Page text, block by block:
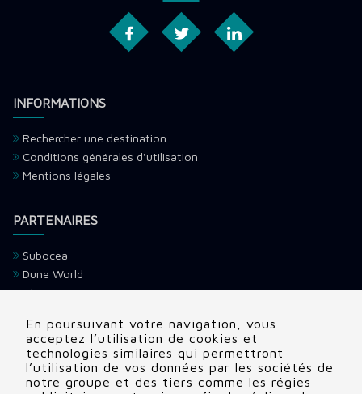
INFORMATIONS
Rechercher une destination
Conditions générales d'utilisation
Mentions légales
PARTENAIRES
Subocea
Dune World
Ultramarina
Devenir partenaire
CONTACTS
En poursuivant votre navigation, vous
acceptez l’utilisation de cookies et
technologies similaires qui permettront
l’utilisation de vos données par les sociétés de
notre groupe et des tiers comme les régies